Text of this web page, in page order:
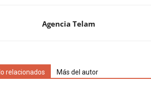
Agencia Telam
relacionados Más del autor